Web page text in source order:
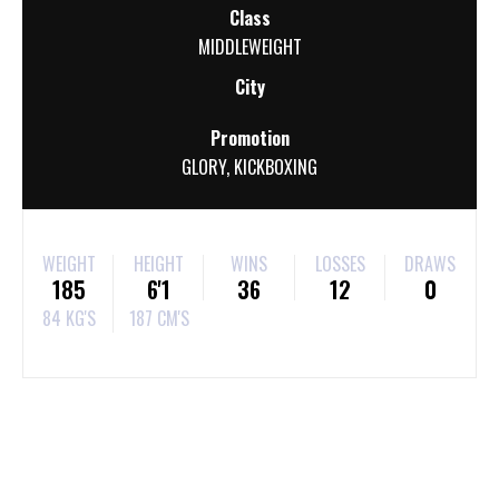
Class
MIDDLEWEIGHT
City
Promotion
GLORY, KICKBOXING
WEIGHT
185
84 KG'S
HEIGHT
6'1
187 CM'S
WINS
36
LOSSES
12
DRAWS
0